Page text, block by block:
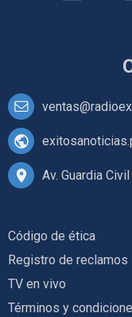
Av. Guardia
Código de ética
Registro de reclamos
TV en vivo
Términos y